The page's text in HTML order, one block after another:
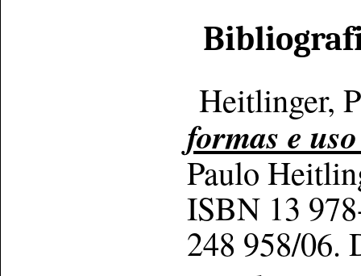
Heitlinger,
formas e
Paulo
ISBN 13
248 958/06.